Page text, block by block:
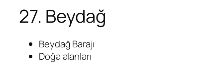
27. Beydağ
Beydağ Barajı
Doğa alanları